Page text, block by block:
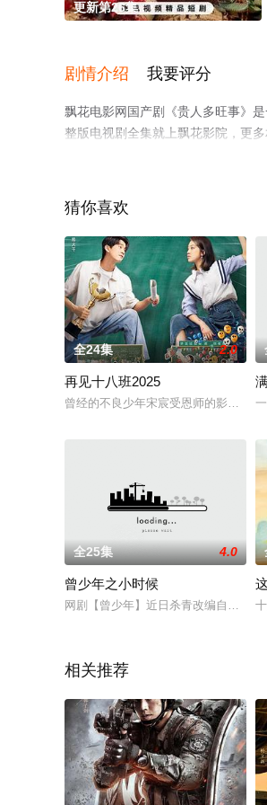
更新第26集
剧情介绍 我要评分
飘花电影网国产剧《贵人多旺事》
整版电视剧全集就上飘花影院，更
猜你喜欢
全24集 2.0
再见十八班2025
曾经的不良少年宋宸受恩师的影响决
全25集 4.0
曾少年之小时候
网剧【曾少年】近日杀青改编自九夜
相关推荐